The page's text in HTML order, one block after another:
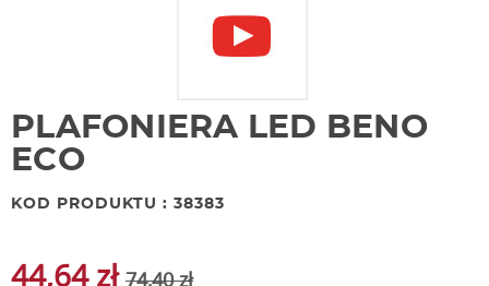
PLAFONIERA LED BENO
ECO
KOD PRODUKTU : 38383
44,64 zł 74,40 zł